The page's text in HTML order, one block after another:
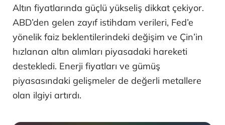
Altın fiyatlarında güçlü yükseliş dikkat çekiyor.
ABD’den gelen zayıf istihdam verileri, Fed’e
yönelik faiz beklentilerindeki değişim ve Çin’in
hızlanan altın alımları piyasadaki hareketi
destekledi. Enerji fiyatları ve gümüş
piyasasındaki gelişmeler de değerli metallere
olan ilgiyi artırdı.